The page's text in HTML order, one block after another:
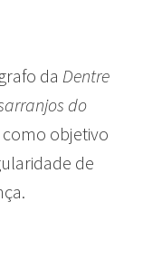
da Dentre
do
objetivo
de